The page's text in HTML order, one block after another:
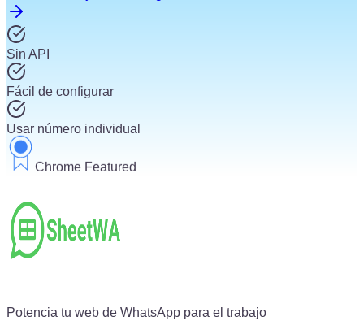
Sin API
Fácil de configurar
Usar número individual
Chrome Featured
Potencia tu web de WhatsApp para el trabajo